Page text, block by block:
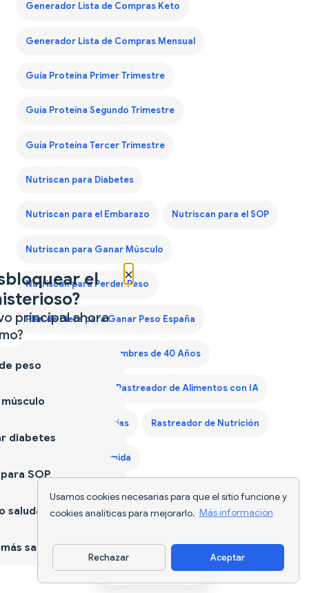
Usamos cookies necesarias para que el sitio funcione y
cookies analíticas para mejorarlo. Más información
Rechazar Aceptar
Generador Lista de Compras Keto
Generador Lista de Compras Mensual
Guía Proteína Primer Trimestre
Guía Proteína Segundo Trimestre
Guía Proteína Tercer Trimestre
Nutriscan para Diabetes
Nutriscan para el Embarazo Nutriscan para el SOP
Nutriscan para Ganar Músculo
Nutriscan para Perder Peso
Plan de Dieta para Ganar Peso España
Plan de Dieta para Hombres de 40 Años
Rastreador de Alimentos con IA
Rastreador de Calorías Rastreador de Nutrición
Seguimiento de Comida
Descargar app
×
el
principal ahora
peso
diabetes
SOP
saludable
sano